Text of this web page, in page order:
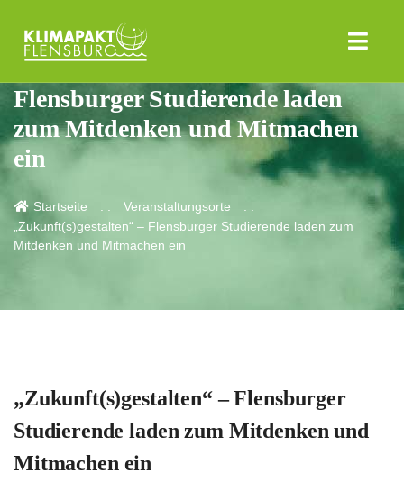
„Zukunft(s)gestalten“ –
Flensburger Studierende laden
zum Mitdenken und Mitmachen
ein
Startseite
Veranstaltungsorte
„Zukunft(s)gestalten“ – Flensburger Studierende laden zum
Mitdenken und Mitmachen ein
„Zukunft(s)gestalten“ – Flensburger
Studierende laden zum Mitdenken und
Mitmachen ein